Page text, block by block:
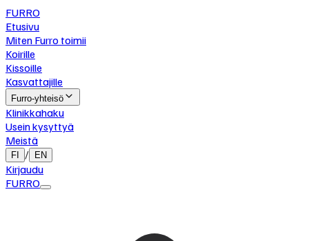
FURRO
Etusivu
Miten Furro toimii
Koirille
Kissoille
Kasvattajille
Furro-yhteisö
Klinikkahaku
Usein kysyttyä
Meistä
FI / EN
Kirjaudu
FURRO